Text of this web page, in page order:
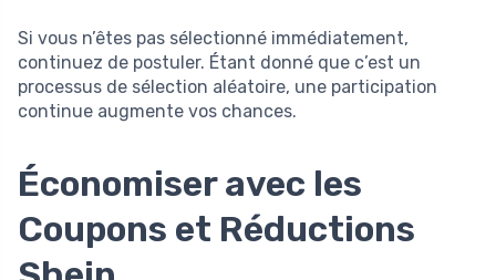
Si vous n’êtes pas sélectionné immédiatement,
continuez de postuler. Étant donné que c’est un
processus de sélection aléatoire, une participation
continue augmente vos chances.
Économiser avec les
Coupons et Réductions